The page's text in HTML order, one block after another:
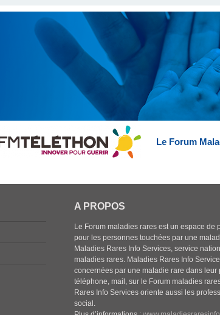
Le Forum
A PROPOS
Le Forum maladies rares est un espace de
pour les personnes touchées par une
Maladies Rares Info Services, service
maladies rares. Maladies Rares Info
concernées par une maladie rare dans leur
téléphone, mail, sur le Forum maladies
Rares Info Services oriente aussi les
social.